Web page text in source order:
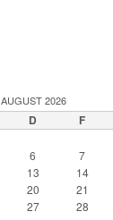
AUGUST 2026
D F
6 7
13 14
20 21
27 28